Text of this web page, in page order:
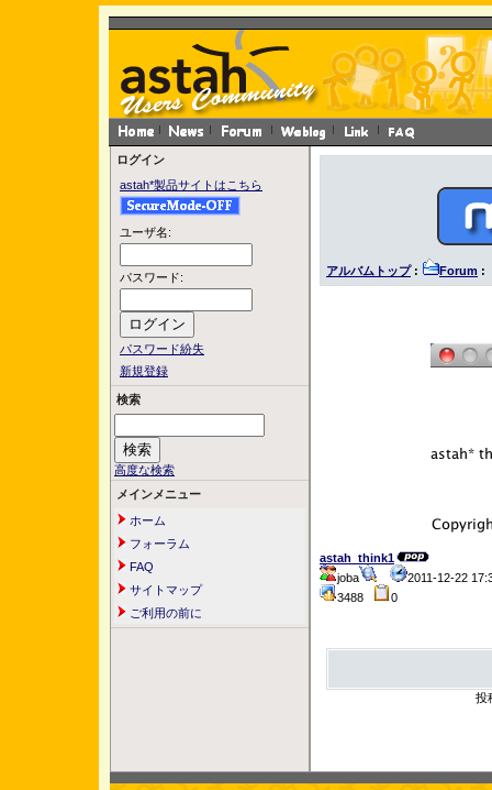
ログイン
astah*製品サイトはこちら
ユーザ名:
パスワード:
パスワード紛失
新規登録
検索
高度な検索
メインメニュー
ホーム
フォーラム
FAQ
サイトマップ
ご利用の前に
アルバムトップ: Forum :
astah_think1
joba
2011-12-22
3488
0
投